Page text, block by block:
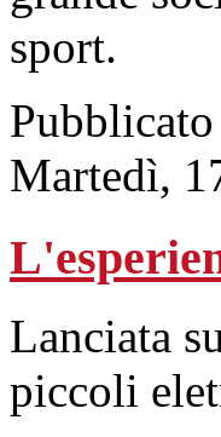
sport.
Martedì,
Lanciata
piccoli